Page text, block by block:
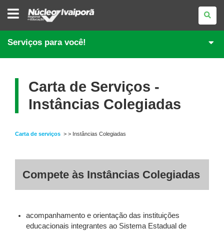
NÚCLEO
REGIONAL
EDUCAÇÃO
DE
IVAIPORÃ
Serviços para você!
Carta de Serviços -
Instâncias Colegiadas
Carta de serviços > > Instâncias Colegiadas
Compete às Instâncias Colegiadas
acompanhamento e orientação das instituições
educacionais integrantes ao Sistema Estadual de